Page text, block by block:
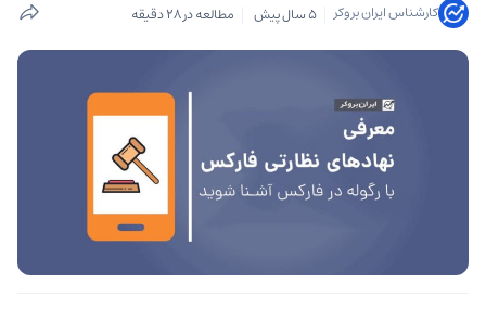
کارشناس ایران بروکر 5 سال پیش مطالعه در 28 دقیقه